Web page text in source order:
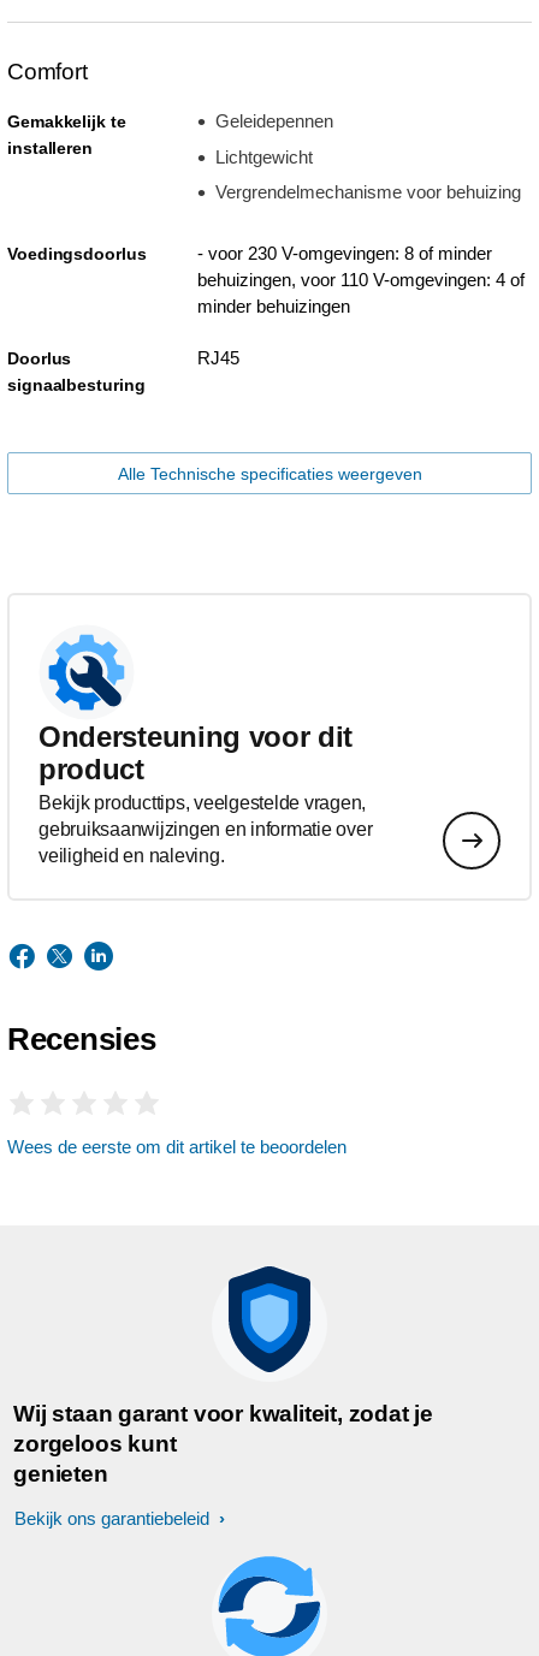
Comfort
Gemakkelijk te
installeren
Geleidepennen
Lichtgewicht
Vergrendelmechanisme voor behuizing
Voedingsdoorlus
- voor 230 V-omgevingen: 8 of minder
behuizingen, voor 110 V-omgevingen: 4 of
minder behuizingen
Doorlus
signaalbesturing
RJ45
Alle Technische specificaties weergeven
Ondersteuning voor dit
product
Bekijk producttips, veelgestelde vragen,
gebruiksaanwijzingen en informatie over
veiligheid en naleving.
Recensies
Wees de eerste om dit artikel te beoordelen
Wij staan garant voor kwaliteit, zodat je
zorgeloos kunt
genieten
Bekijk ons garantiebeleid